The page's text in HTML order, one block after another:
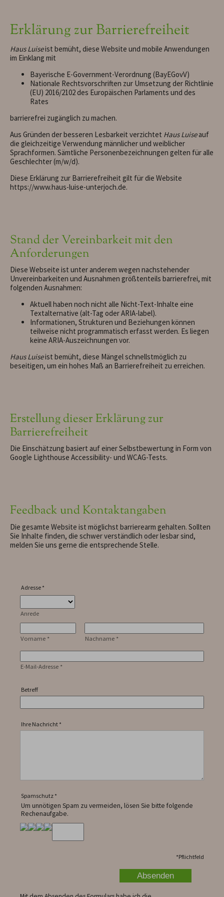
Erklärung zur Barrierefreiheit
Haus Luiseist bemüht, diese Website und mobile Anwendungen
im Einklang mit
Bayerische E-Government-Verordnung (BayEGovV)
Nationale Rechtsvorschriften zur Umsetzung der Richtlinie
(EU) 2016/2102 des Europäischen Parlaments und des
Rates
barrierefrei zugänglich zu machen.
Aus Gründen der besseren Lesbarkeit verzichtet Haus Luiseauf
die gleichzeitige Verwendung männlicher und weiblicher
Sprachformen. Sämtliche Personenbezeichnungen gelten für alle
Geschlechter (m/w/d).
Diese Erklärung zur Barrierefreiheit gilt für die Website
https://www.haus-luise-unterjoch.de.
Stand der Vereinbarkeit mit den
Anforderungen
Diese Webseite ist unter anderem wegen nachstehender
Unvereinbarkeiten und Ausnahmen größtenteils barrierefrei, mit
folgenden Ausnahmen:
Aktuell haben noch nicht alle Nicht-Text-Inhalte eine
Textalternative (alt-Tag oder ARIA-label).
Informationen, Strukturen und Beziehungen können
teilweise nicht programmatisch erfasst werden. Es liegen
keine ARIA-Auszeichnungen vor.
Haus Luiseist bemüht, diese Mängel schnellstmöglich zu
beseitigen, um ein hohes Maß an Barrierefreiheit zu erreichen.
Erstellung dieser Erklärung zur
Barrierefreiheit
Die Einschätzung basiert auf einer Selbstbewertung in Form von
Google Lighthouse Accessibility- und WCAG-Tests.
Feedback und Kontaktangaben
Die gesamte Website ist möglichst barrierearm gehalten. Sollten
Sie Inhalte finden, die schwer verständlich oder lesbar sind,
melden Sie uns gerne die entsprechende Stelle.
Adresse *
Anrede
Vorname * Nachname *
E-Mail-Adresse *
Betreff
Ihre Nachricht *
Spamschutz *
Um unnötigen Spam zu vermeiden, lösen Sie bitte folgende
Rechenaufgabe.
*Pflichtfeld